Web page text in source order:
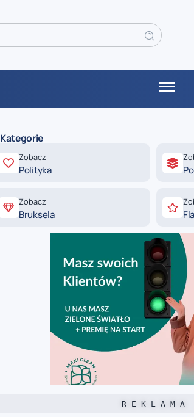
Kategorie
Zobacz
Polityka
Zobacz
Bruksela
R E K L A M A